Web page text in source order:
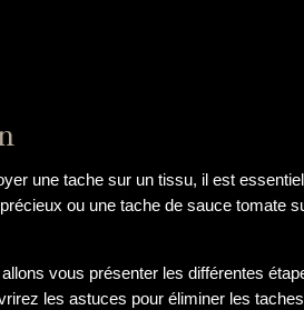
une tache sur un tissu, il est
ou une tache de sauce tomate
vous présenter les différentes
les astuces pour éliminer les